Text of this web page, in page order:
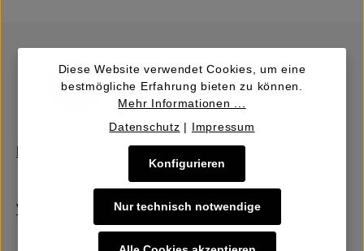
Verkaufen | Einbringen
Diese Website verwendet Cookies, um eine
bestmögliche Erfahrung bieten zu können.
Mehr Informationen ...
Datenschutz | Impressum
Nur technisch notwendige
Konfigurieren